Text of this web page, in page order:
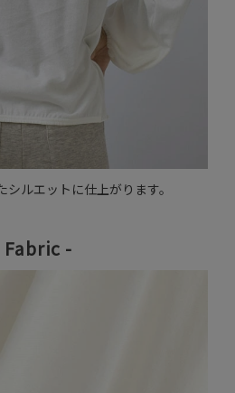
ルエットに仕上がります。
Fabric -